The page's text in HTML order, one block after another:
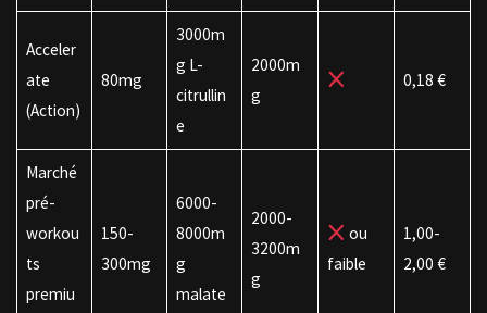
Acceler
ate
(Action)
80mg
3000m
g L-
citrullin
e
2000m
g
0,18 €
Marché
pré-
workou
ts
premiu
150-
300mg
6000-
8000m
g
malate
2000-
3200m
g
ou
faible
1,00-
2,00 €